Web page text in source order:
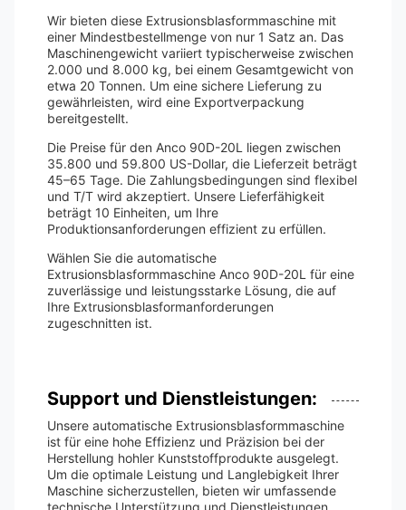
Wir bieten diese Extrusionsblasformmaschine mit
einer Mindestbestellmenge von nur 1 Satz an. Das
Maschinengewicht variiert typischerweise zwischen
2.000 und 8.000 kg, bei einem Gesamtgewicht von
etwa 20 Tonnen. Um eine sichere Lieferung zu
gewährleisten, wird eine Exportverpackung
bereitgestellt.
Die Preise für den Anco 90D-20L liegen zwischen
35.800 und 59.800 US-Dollar, die Lieferzeit beträgt
45–65 Tage. Die Zahlungsbedingungen sind flexibel
und T/T wird akzeptiert. Unsere Lieferfähigkeit
beträgt 10 Einheiten, um Ihre
Produktionsanforderungen effizient zu erfüllen.
Wählen Sie die automatische
Extrusionsblasformmaschine Anco 90D-20L für eine
zuverlässige und leistungsstarke Lösung, die auf
Ihre Extrusionsblasformanforderungen
zugeschnitten ist.
Support und Dienstleistungen:
Unsere automatische Extrusionsblasformmaschine
ist für eine hohe Effizienz und Präzision bei der
Herstellung hohler Kunststoffprodukte ausgelegt.
Um die optimale Leistung und Langlebigkeit Ihrer
Maschine sicherzustellen, bieten wir umfassende
technische Unterstützung und Dienstleistungen.